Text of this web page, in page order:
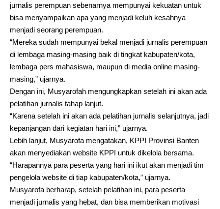
jurnalis perempuan sebenarnya mempunyai kekuatan untuk
bisa menyampaikan apa yang menjadi keluh kesahnya
menjadi seorang perempuan.
“Mereka sudah mempunyai bekal menjadi jurnalis perempuan
di lembaga masing-masing baik di tingkat kabupaten/kota,
lembaga pers mahasiswa, maupun di media online masing-
masing,” ujarnya.
Dengan ini, Musyarofah mengungkapkan setelah ini akan ada
pelatihan jurnalis tahap lanjut.
“Karena setelah ini akan ada pelatihan jurnalis selanjutnya, jadi
kepanjangan dari kegiatan hari ini,” ujarnya.
Lebih lanjut, Musyarofa mengatakan, KPPI Provinsi Banten
akan menyediakan website KPPI untuk dikelola bersama.
“Harapannya para peserta yang hari ini ikut akan menjadi tim
pengelola website di tiap kabupaten/kota,” ujarnya.
Musyarofa berharap, setelah pelatihan ini, para peserta
menjadi jurnalis yang hebat, dan bisa memberikan motivasi